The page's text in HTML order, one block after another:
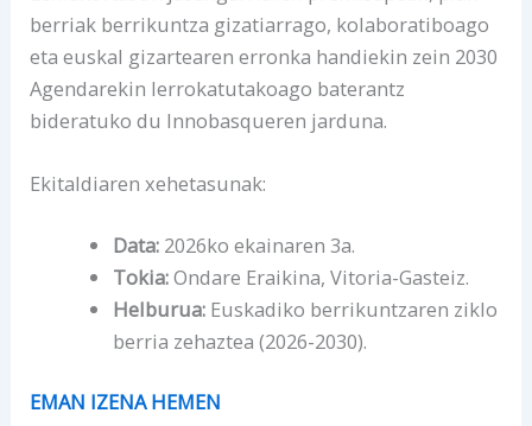
berriak berrikuntza gizatiarrago, kolaboratiboago
eta euskal gizartearen erronka handiekin zein 2030
Agendarekin lerrokatutakoago baterantz
bideratuko du Innobasqueren jarduna.
Ekitaldiaren xehetasunak:
Data:2026ko ekainaren 3a.
Tokia:Ondare Eraikina, Vitoria-Gasteiz.
Helburua:Euskadiko berrikuntzaren ziklo
berria zehaztea (2026-2030).
EMAN IZENA HEMEN